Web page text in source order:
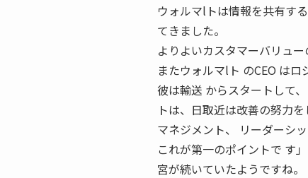
ウォルマlトは情報を共有す
てきました。
よりよいカスタマーバリュ
またウォルマlト のCEO はロ
彼は輸送 からスタートして
トは、日取近は改善の努力
マネジメント、 リーダーシッ
これが第一のポイントで す
宮が続いていたようですね。